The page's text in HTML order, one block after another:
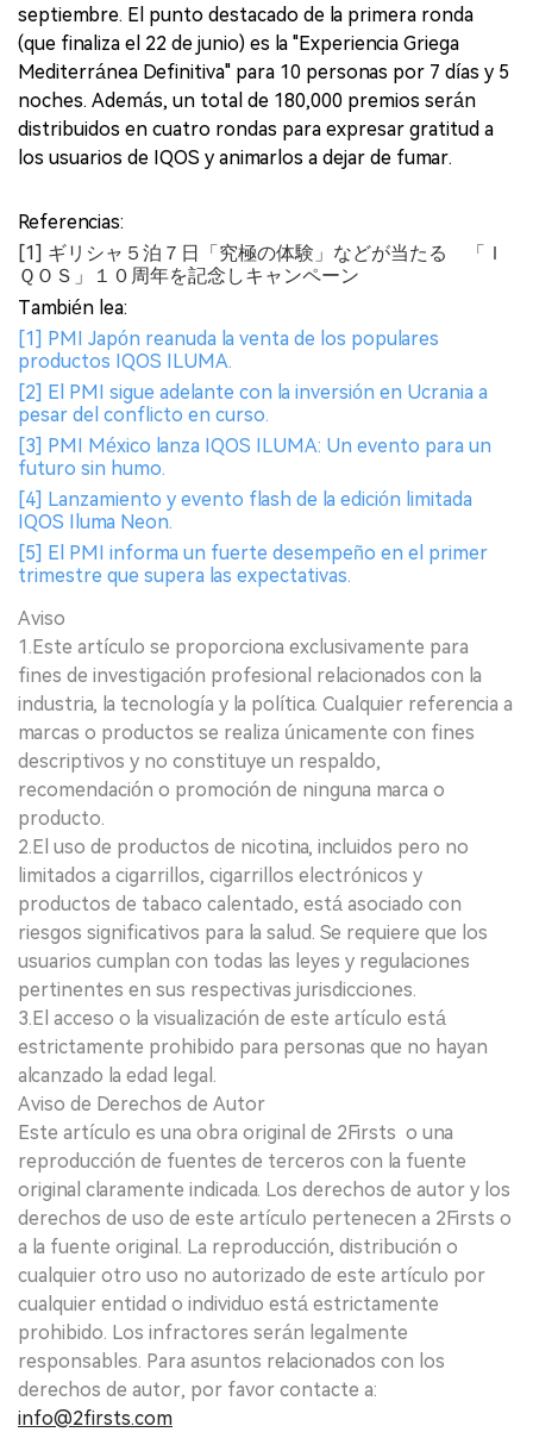
septiembre. El punto destacado de la primera ronda
(que finaliza el 22 de junio) es la "Experiencia Griega
Mediterránea Definitiva" para 10 personas por 7 días y 5
noches. Además, un total de 180,000 premios serán
distribuidos en cuatro rondas para expresar gratitud a
los usuarios de IQOS y animarlos a dejar de fumar.
Referencias:
[1] ギリシャ５泊７日「究極の体験」などが当たる 「Ｉ
ＱＯＳ」１０周年を記念しキャンペーン
También lea:
[1] PMI Japón reanuda la venta de los populares
productos IQOS ILUMA.
[2] El PMI sigue adelante con la inversión en Ucrania a
pesar del conflicto en curso.
[3] PMI México lanza IQOS ILUMA: Un evento para un
futuro sin humo.
[4] Lanzamiento y evento flash de la edición limitada
IQOS Iluma Neon.
[5] El PMI informa un fuerte desempeño en el primer
trimestre que supera las expectativas.
Aviso
1.Este artículo se proporciona exclusivamente para
fines de investigación profesional relacionados con la
industria, la tecnología y la política. Cualquier referencia a
marcas o productos se realiza únicamente con fines
descriptivos y no constituye un respaldo,
recomendación o promoción de ninguna marca o
producto.
2.El uso de productos de nicotina, incluidos pero no
limitados a cigarrillos, cigarrillos electrónicos y
productos de tabaco calentado, está asociado con
riesgos significativos para la salud. Se requiere que los
usuarios cumplan con todas las leyes y regulaciones
pertinentes en sus respectivas jurisdicciones.
3.El acceso o la visualización de este artículo está
estrictamente prohibido para personas que no hayan
alcanzado la edad legal.
Aviso de Derechos de Autor
Este artículo es una obra original de 2Firsts o una
reproducción de fuentes de terceros con la fuente
original claramente indicada. Los derechos de autor y los
derechos de uso de este artículo pertenecen a 2Firsts o
a la fuente original. La reproducción, distribución o
cualquier otro uso no autorizado de este artículo por
cualquier entidad o individuo está estrictamente
prohibido. Los infractores serán legalmente
responsables. Para asuntos relacionados con los
derechos de autor, por favor contacte a:
info@2firsts.com